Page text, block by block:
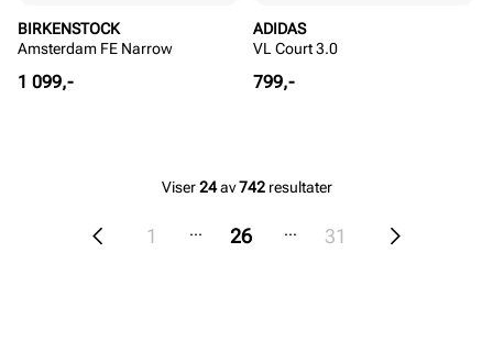
BIRKENSTOCK
Amsterdam FE Narrow
Pris
1 099,-
ADIDAS
VL Court 3.0
Pris
799,-
Viser24av742resultater
1 ... 26 ... 31